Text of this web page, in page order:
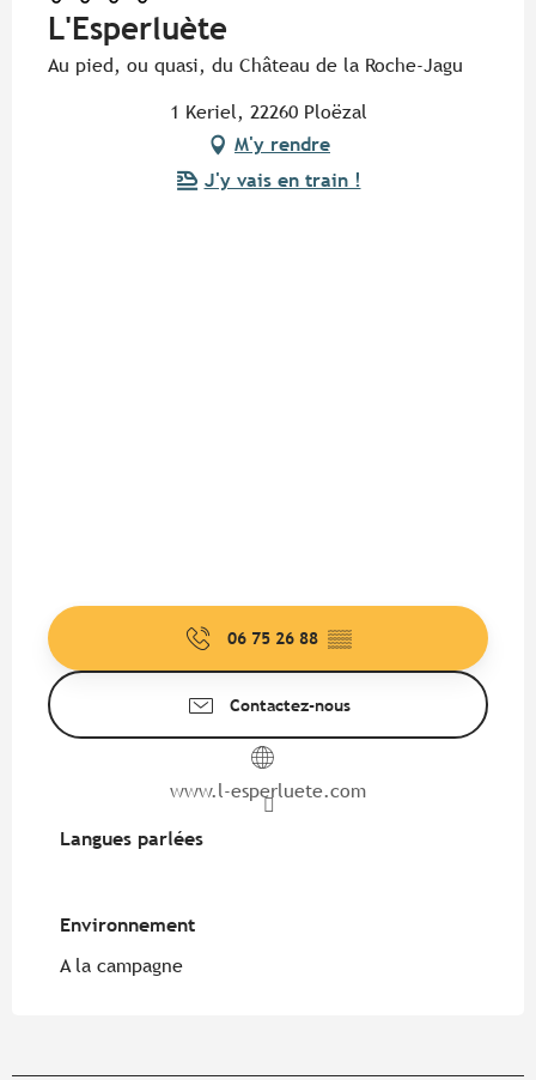
L'Esperluète
Au pied, ou quasi, du Château de la Roche-Jagu
1 Keriel, 22260 Ploëzal
M'y rendre
J'y vais en train !
06 75 26 88 ▒▒
Contactez-nous
www.l-esperluete.com
Langues parlées
Langues parlées
Environnement
Environnement
A la campagne